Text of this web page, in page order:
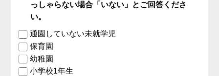
っしゃらない場合「いない」とご回答くださ
い。
通園していない未就学児
保育園
幼稚園
小学校1年生